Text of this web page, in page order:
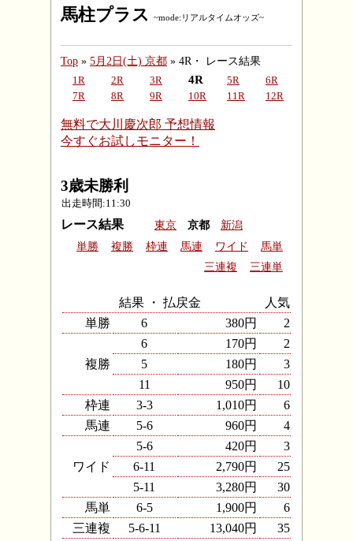
馬柱プラス ~mode:リアルタイムオッズ~
Top » 5月2日(土) 京都 » 4R・ レース結果
1R 2R 3R 4R 5R
6R
7R
8R 9R 10R 11R 12R
無料で大川慶次郎 予想情報
今すぐお試しモニター！
3歳未勝利
出走時間:11:30
レース結果 東京 京都
新潟
単勝
複勝 枠連 馬連 ワイド
馬単
三連複
三連単
結果 ・ 払戻金
人気
単勝
6 380円 2
複勝
6 170円
2
5
180円
3
11
950円
10
枠連
3-3 1,010円
6
馬連
5-6 960円 4
ワイド
5-6 420円
3
6-11
2,790円
25
5-11
3,280円
30
馬単
6-5 1,900円
6
三連複
5-6-11 13,040円
35